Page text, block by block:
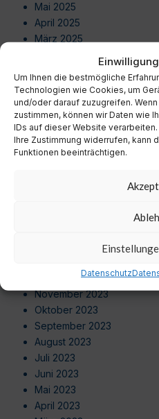
Um Ihnen die bestmögliche
Technologien wie Cookies, um
und/oder darauf zuzugreifen.
zustimmen, können wir Daten wie
IDs auf dieser Website
Ihre Zustimmung widerrufen, kann
Funktionen beeinträchtigen.
Datenschutz
Mai 2025
April 2025
März 2025
Dezember 2024
November 2024
Oktober 2024
September 2024
August 2024
Dezember 2023
November 2023
Oktober 2023
September 2023
August 2023
Juli 2023
Juni 2023
Mai 2023
April 2023